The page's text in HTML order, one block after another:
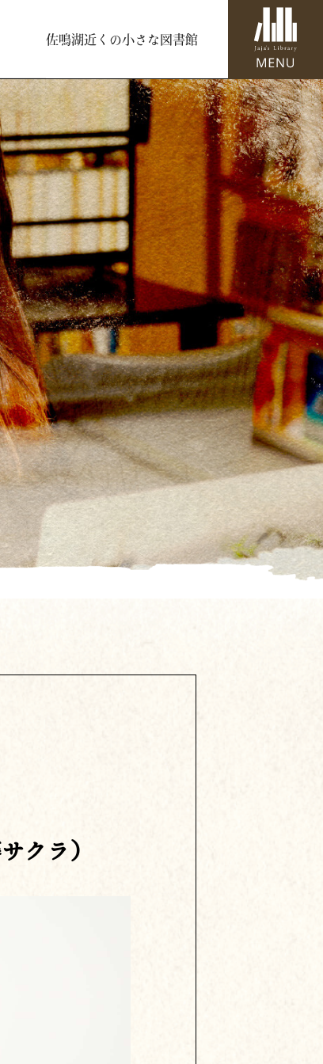
佐鳴湖近くの小さな図書館
クラ）